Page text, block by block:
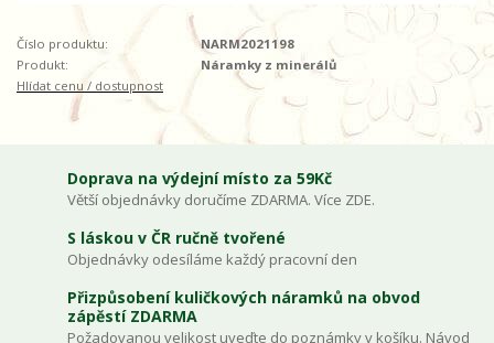
Číslo produktu:
NARM2021198
Produkt:
Náramky z minerálů
Hlídat cenu / dostupnost
Doprava na výdejní místo za 59Kč
Větší objednávky doručíme ZDARMA. Více ZDE.
S láskou v ČR ručně tvořené
Objednávky odesíláme každý pracovní den
Přizpůsobení kuličkových náramků na obvod
zápěstí ZDARMA
Požadovanou velikost uveďte do poznámky v košíku. Návod